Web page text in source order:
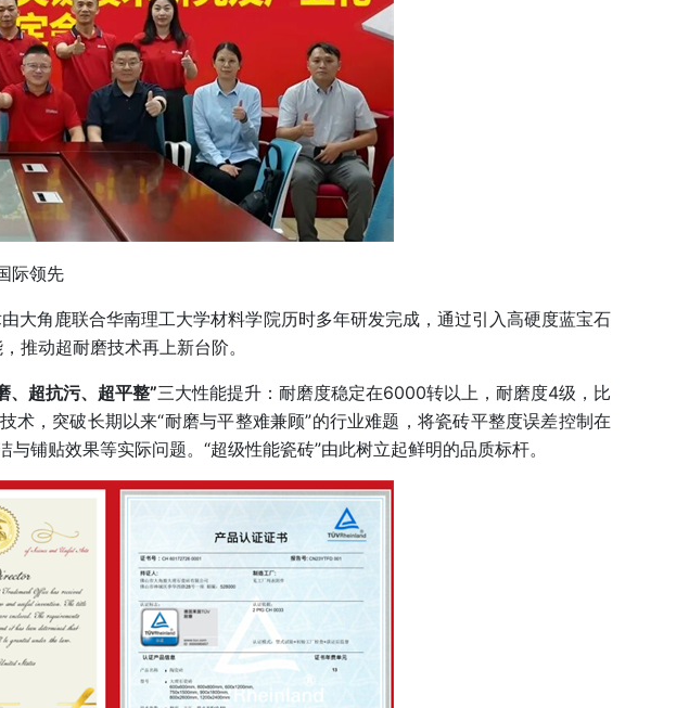
际领先
大角鹿联合华南理工大学材料学院历时多年研发完成，通过引入高硬度蓝宝石
推动超耐磨技术再上新台阶。
、超抗污、超平整”三大性能提升：耐磨度稳定在6000转以上，耐磨度4级，比
，突破长期以来“耐磨与平整难兼顾”的行业难题，将瓷砖平整度误差控制在
铺贴效果等实际问题。“超级性能瓷砖”由此树立起鲜明的品质标杆。